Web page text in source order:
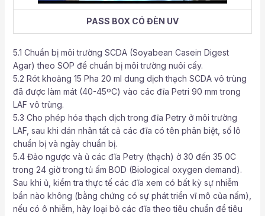
PASS BOX CÓ ĐÈN UV
5.1 Chuẩn bị môi trường SCDA (Soyabean Casein Digest
Agar) theo SOP để chuẩn bị môi trường nuôi cấy.
5.2 Rót khoảng 15 Pha 20 ml dung dịch thạch SCDA vô trùng
đã được làm mát (40-45ºC) vào các đĩa Petri 90 mm trong
LAF vô trùng.
5.3 Cho phép hóa thạch dịch trong đĩa Petry ở môi trường
LAF, sau khi dán nhãn tất cả các đĩa có tên phân biệt, số lô
chuẩn bị và ngày chuẩn bị.
5.4 Đảo ngược và ủ các đĩa Petry (thạch) ở 30 đến 35 0C
trong 24 giờ trong tủ ấm BOD (Biological oxygen demand).
Sau khi ủ, kiểm tra thực tế các đĩa xem có bất kỳ sự nhiễm
bẩn nào không (bằng chứng có sự phát triển vĩ mô của nấm),
nếu có ô nhiễm, hãy loại bỏ các đĩa theo tiêu chuẩn để tiêu